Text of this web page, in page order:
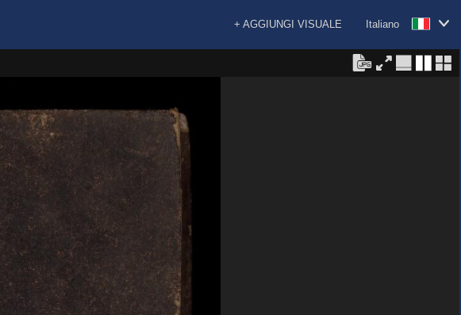
Italiano
+ AGGIUNGI VISUALE